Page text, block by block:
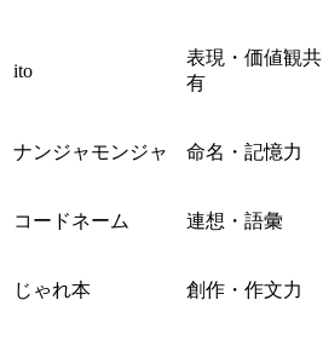
ito
表現・価値観共
有
ナンジャモンジャ 命名・記憶力
コードネーム 連想・語彙
じゃれ本 創作・作文力